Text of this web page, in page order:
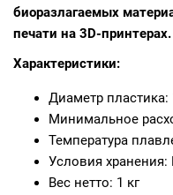
биоразлагаемых
печати на 3D-принтерах.
Характеристики:
Диаметр
Минимальное
Температура
Условия хранения:
Вес нетто: 1 кг